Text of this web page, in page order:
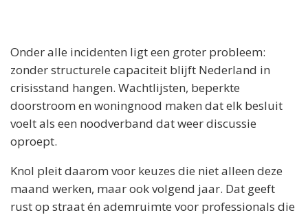
Onder alle incidenten ligt een groter probleem:
zonder structurele capaciteit blijft Nederland in
crisisstand hangen. Wachtlijsten, beperkte
doorstroom en woningnood maken dat elk besluit
voelt als een noodverband dat weer discussie
oproept.
Knol pleit daarom voor keuzes die niet alleen deze
maand werken, maar ook volgend jaar. Dat geeft
rust op straat én ademruimte voor professionals die